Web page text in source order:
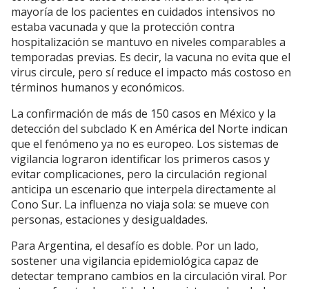
mayoría de los pacientes en cuidados intensivos no
estaba vacunada y que la protección contra
hospitalización se mantuvo en niveles comparables a
temporadas previas. Es decir, la vacuna no evita que el
virus circule, pero sí reduce el impacto más costoso en
términos humanos y económicos.
La confirmación de más de 150 casos en México y la
detección del subclado K en América del Norte indican
que el fenómeno ya no es europeo. Los sistemas de
vigilancia lograron identificar los primeros casos y
evitar complicaciones, pero la circulación regional
anticipa un escenario que interpela directamente al
Cono Sur. La influenza no viaja sola: se mueve con
personas, estaciones y desigualdades.
Para Argentina, el desafío es doble. Por un lado,
sostener una vigilancia epidemiológica capaz de
detectar temprano cambios en la circulación viral. Por